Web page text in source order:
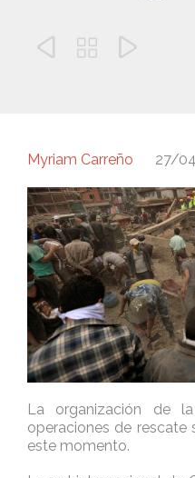
  
Myriam Carreño 27/
La organización de
operaciones de rescate
este momento.